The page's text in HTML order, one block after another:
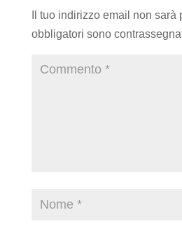
Il tuo indirizzo email non sarà
obbligatori sono